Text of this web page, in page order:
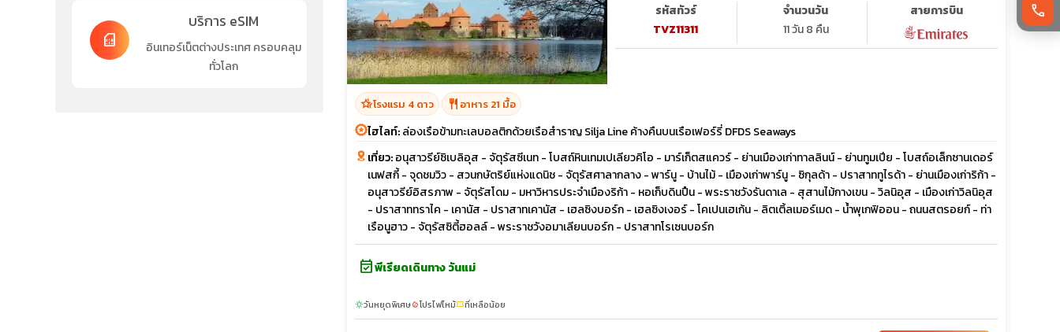
sim_card
บริการ eSIM
อินเทอร์เน็ตต่างประเทศ ครอบคลุม
ทั่วโลก
รหัสทัวร์
TVZ11311
จำนวนวัน
11 วัน 8 คืน
สายการบิน
hotel_classโรงแรม 4 ดาว restaurant อาหาร 21 มื้อ
ไฮไลท์:ล่องเรือข้ามทะเลบอลติกด้วยเรือสำราญ Silja Line ค้างคืนบนเรือเฟอร์รี่ DFDS Seaways
เที่ยว:อนุสาวรีย์ซิเบลิอุส - จัตุรัสซีเนท - โบสถ์หินเทมเปเลียวคิโอ - มาร์เก็ตสแควร์ - ย่านเมืองเก่าทาลลินน์ - ย่านทูมเปีย - โบสถ์อเล็กซานเดอร์
เนฟสกี้ - จุดชมวิว - สวนกษัตริย์แห่งแดนิช - จัตุรัสศาลากลาง - พาร์นู - บ้านไม้ - เมืองเก่าพาร์นู - ซิกุลด้า - ปราสาททูไรด้า - ย่านเมืองเก่าริก้า -
อนุสาวรีย์อิสรภาพ - จัตุรัสโดม - มหาวิหารประจำเมืองริก้า - หอเก็บดินปืน - พระราชวังรันดาเล - สุสานไม้กางเขน - วิลนิอุส - เมืองเก่าวิลนิอุส
- ปราสาททราไค - เคานัส - ปราสาทเคานัส - เฮลซิงบอร์ก - เฮลซิงเงอร์ - โคเปนเฮเก้น - ลิตเติ้ลเมอร์เมด - น้ำพุเกฟิออน - ถนนสตรอยก์ - ท่า
เรือนูฮาว - จัตุรัสซิตี้ฮอลล์ - พระราชวังอมาเลียนบอร์ก - ปราสาทโรเซนบอร์ก
event_availableพีเรียดเดินทาง วันแม่
sunnyวันหยุดพิเศษlocal_fire_departmentโปรไฟไหม้confirmation_numberที่เหลือน้อย
call